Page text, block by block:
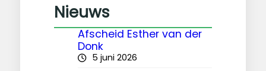
Nieuws
Afscheid Esther van der
Donk
5 juni 2026